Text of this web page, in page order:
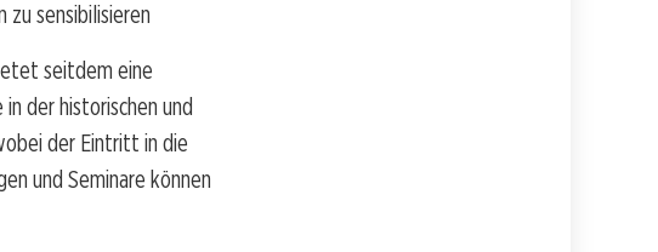
sensibilisieren
seitdem eine
der historischen und
der Eintritt in die
und Seminare können